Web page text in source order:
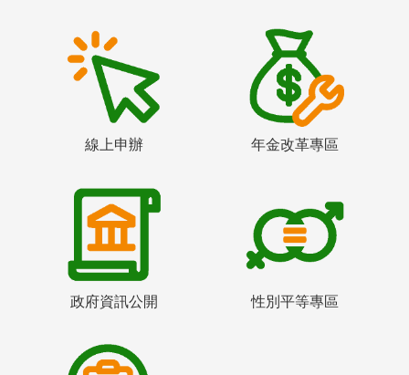
線上申辦 年金改革專區
政府資訊公開 性別平等專區